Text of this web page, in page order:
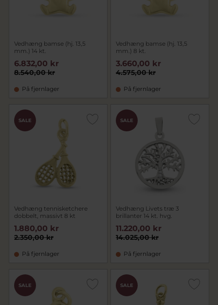
Vedhæng bamse (hj. 13,5
mm.) 14 kt.
8.540,00 kr
6.832,00 kr
På fjernlager
Vedhæng bamse (hj. 13,5
mm.) 8 kt.
4.575,00 kr
3.660,00 kr
På fjernlager
SALE
Vedhæng tennisketchere
dobbelt, massivt 8 kt
2.350,00 kr
1.880,00 kr
På fjernlager
SALE
Vedhæng Livets træ 3
brillanter 14 kt. hvg.
14.025,00 kr
11.220,00 kr
På fjernlager
SALE SALE